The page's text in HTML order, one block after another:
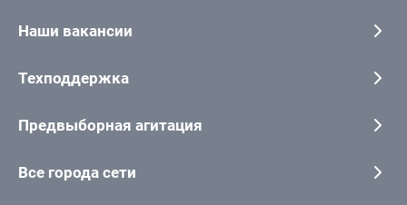
Наши вакансии
Техподдержка
Предвыборная агитация
Все города сети